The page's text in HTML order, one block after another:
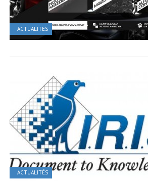
ACTUALITÉS
ACTUALITÉS